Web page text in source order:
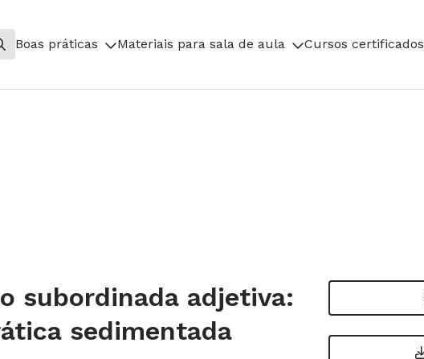
Boas práticas Materiais para sala de aula Cursos certificados
subordinada adjetiva:
sedimentada